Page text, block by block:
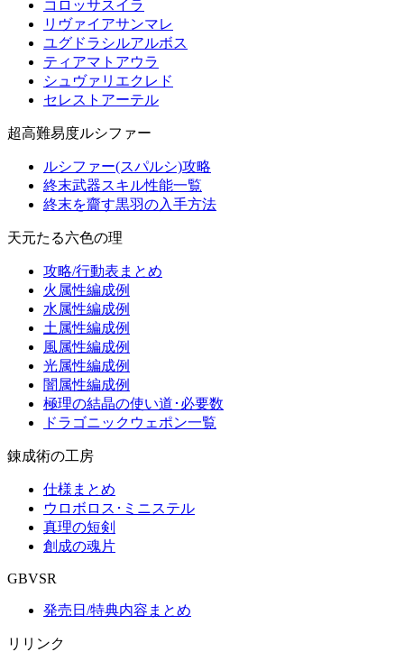
コロッサスイラ
リヴァイアサンマレ
ユグドラシルアルボス
ティアマトアウラ
シュヴァリエクレド
セレストアーテル
超高難易度ルシファー
ルシファー(スパルシ)攻略
終末武器スキル性能一覧
終末を齎す黒羽の入手方法
天元たる六色の理
攻略/行動表まとめ
火属性編成例
水属性編成例
土属性編成例
風属性編成例
光属性編成例
闇属性編成例
極理の結晶の使い道･必要数
ドラゴニックウェポン一覧
錬成術の工房
仕様まとめ
ウロボロス･ミニステル
真理の短剣
創成の魂片
GBVSR
発売日/特典内容まとめ
リリンク